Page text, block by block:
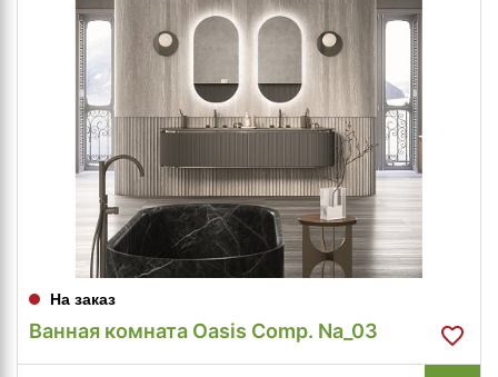
На заказ
Ванная комната Oasis Comp. Na_03